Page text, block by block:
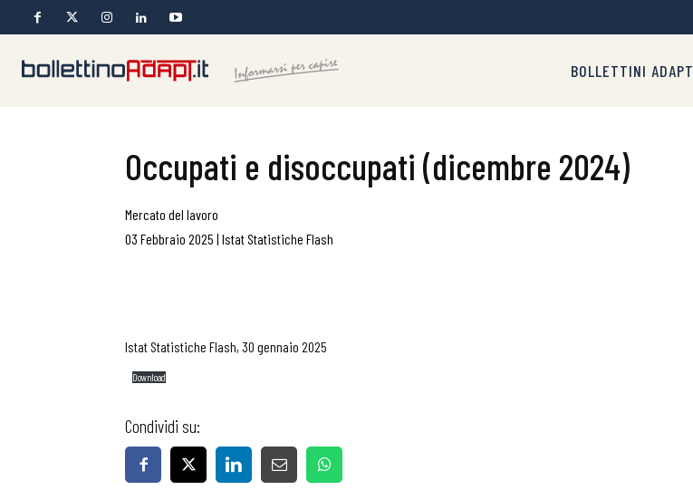
BOLLETTINI ADAPT
Occupati e disoccupati (dicembre 2024)
Mercato del lavoro
03 Febbraio 2025 | Istat Statistiche Flash
Istat Statistiche Flash, 30 gennaio 2025
Download
Condividi su: